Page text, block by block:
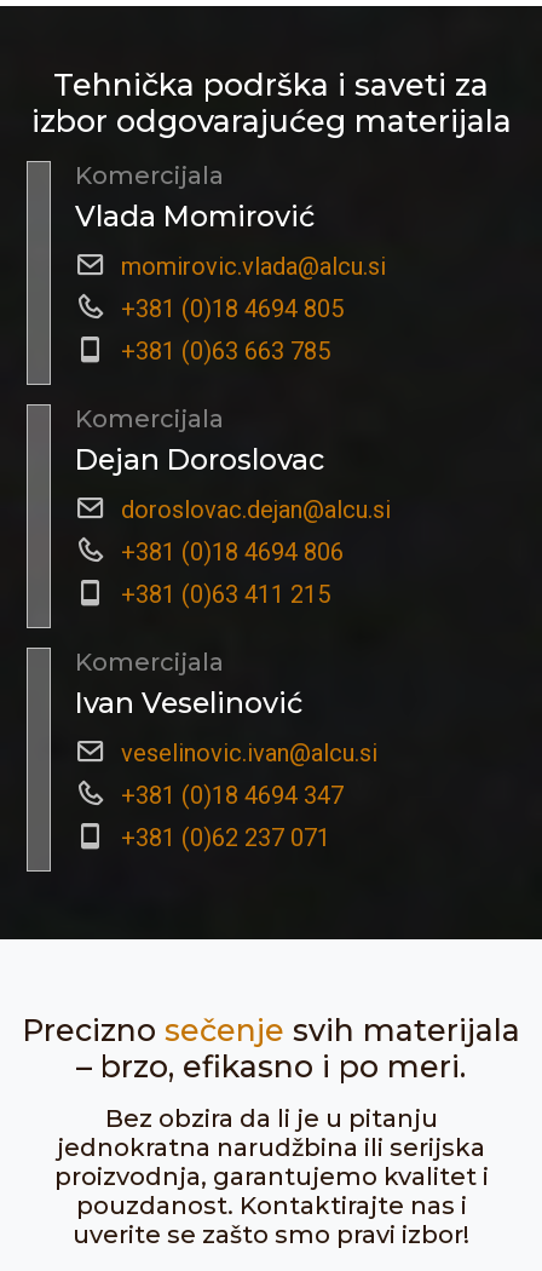
Tehnička podrška i saveti za
izbor odgovarajućeg materijala
Komercijala
Vlada Momirović
momirovic.vlada@alcu.si
+381 (0)18 4694 805
+381 (0)63 663 785
Komercijala
Dejan Doroslovac
doroslovac.dejan@alcu.si
+381 (0)18 4694 806
+381 (0)63 411 215
Komercijala
Ivan Veselinović
veselinovic.ivan@alcu.si
+381 (0)18 4694 347
+381 (0)62 237 071
Precizno sečenje svih materijala
– brzo, efikasno i po meri.
Bez obzira da li je u pitanju
jednokratna narudžbina ili serijska
proizvodnja, garantujemo kvalitet i
pouzdanost. Kontaktirajte nas i
uverite se zašto smo pravi izbor!